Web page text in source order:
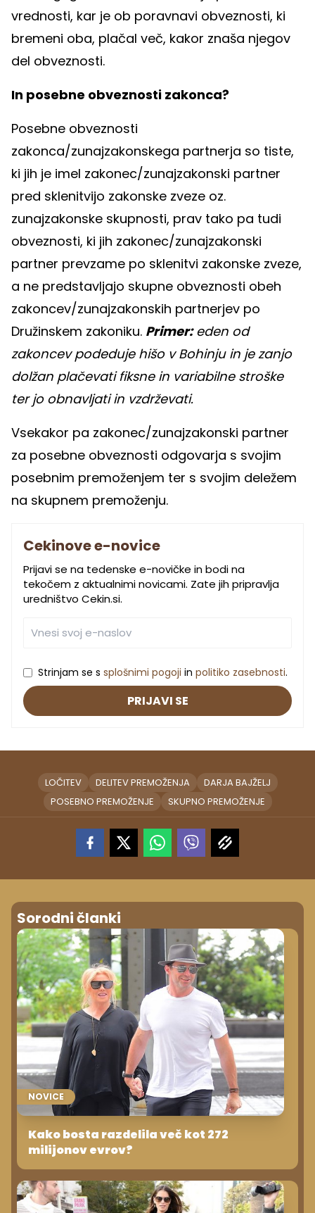
vrednosti, kar je ob poravnavi obveznosti, ki
bremeni oba, plačal več, kakor znaša njegov
del obveznosti.
In posebne obveznosti zakonca?
Posebne obveznosti
zakonca/zunajzakonskega partnerja so tiste,
ki jih je imel zakonec/zunajzakonski partner
pred sklenitvijo zakonske zveze oz.
zunajzakonske skupnosti, prav tako pa tudi
obveznosti, ki jih zakonec/zunajzakonski
partner prevzame po sklenitvi zakonske zveze,
a ne predstavljajo skupne obveznosti obeh
zakoncev/zunajzakonskih partnerjev po
Družinskem zakoniku. Primer:eden od
zakoncev podeduje hišo v Bohinju in je zanjo
dolžan plačevati fiksne in variabilne stroške
ter jo obnavljati in vzdrževati.
Vsekakor pa zakonec/zunajzakonski partner
za posebne obveznosti odgovarja s svojim
posebnim premoženjem ter s svojim deležem
na skupnem premoženju.
Cekinove e-novice
Prijavi se na tedenske e-novičke in bodi na
tekočem z aktualnimi novicami. Zate jih pripravlja
uredništvo Cekin.si.
Strinjam se s splošnimi pogoji in politiko zasebnosti.
PRIJAVI SE
LOČITEV DELITEV PREMOŽENJA
DARJA BAJŽELJ
POSEBNO PREMOŽENJE
SKUPNO PREMOŽENJE
Sorodni članki
NOVICE
Kako bosta razdelila več kot 272
milijonov evrov?